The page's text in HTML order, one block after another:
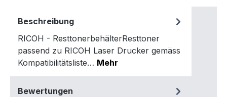
Beschreibung
RICOH - ResttonerbehälterResttoner
passend zu RICOH Laser Drucker gemäss
Kompatibilitätsliste… Mehr
Bewertungen